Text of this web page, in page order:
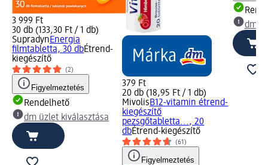
3 999 Ft
30 db (133,30 Ft / 1 db)
SupradynEnergia
filmtabletta, 30 dbÉtrend-
kiegészítő
(2)
Figyelmeztetés
Rendelhető
dm üzlet kiválasztása
379 Ft
20 db (18,95 Ft / 1 db)
MivolisB12-vitamin étrend-
kiegészítő
pezsgőtabletta..., 20
dbÉtrend-kiegészítő
(61)
Figyelmeztetés
dm